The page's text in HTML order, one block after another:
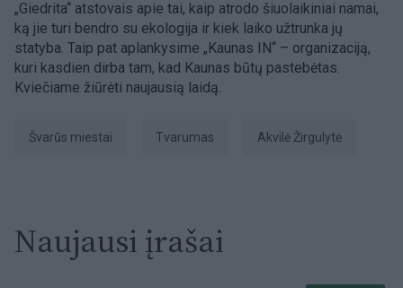
„Giedrita“ atstovais apie tai, kaip atrodo šiuolaikiniai namai,
ką jie turi bendro su ekologija ir kiek laiko užtrunka jų
statyba. Taip pat aplankysime „Kaunas IN“ – organizaciją,
kuri kasdien dirba tam, kad Kaunas būtų pastebėtas.
Kviečiame žiūrėti naujausią laidą.
Švarūs miestai Tvarumas Akvilė Žirgulytė
Naujausi įrašai